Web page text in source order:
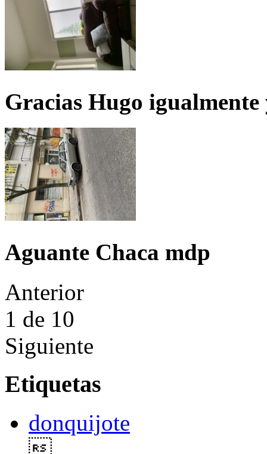
Gracias Hugo igualmente
Aguante Chaca mdp
Anterior
1 de 10
Siguiente
Etiquetas
donquijote